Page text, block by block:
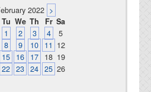
2022 >
Tu We Th Fr Sa
1
2 3 4
5
8 9 10 11 12
15 16 17 18 19
22 23 24 25 26